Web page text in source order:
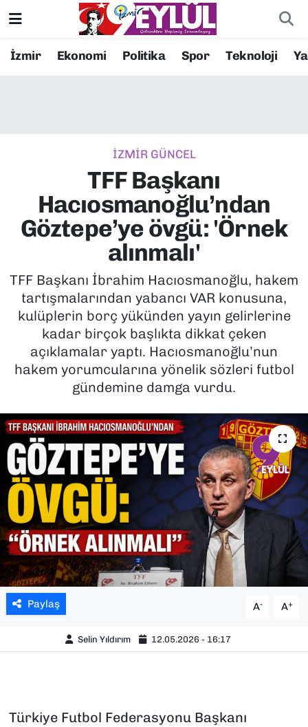
İzmir Ekonomi Politika Spor Teknoloji
İZMİR GÜNCEL
TFF Başkanı
Hacıosmanoğlu’ndan
Göztepe’ye övgü: 'Örnek
alınmalı'
TFF Başkanı İbrahim Hacıosmanoğlu, hakem
tartışmalarından yabancı VAR konusuna,
kulüplerin borç yükünden yayın gelirlerine
kadar birçok başlıkta dikkat çeken
açıklamalar yaptı. Hacıosmanoğlu’nun
hakem yorumcularına yönelik sözleri futbol
gündemine damga vurdu.
Paylaş A- A+
Selin Yıldırım 12.05.2026 - 16:17
Türkiye Futbol Federasyonu Başkanı
Resmi İlanlar
EKONOMİ
KÜLTÜR SANAT
POLİTİKA
SAĞLIK
SPOR
YAŞAM
YEREL YÖNETİMLER
Konak Nöbetçi Eczaneler
Süper Lig Puan Durumu ve Fikstür
Tüm Manşetler
Son Dakika Haberleri